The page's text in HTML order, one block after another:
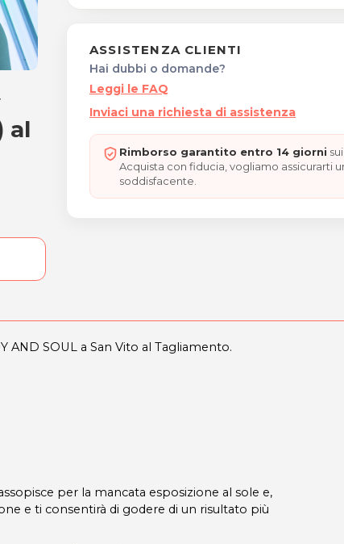
body
al
ASSISTENZA CLIENTI
Hai dubbi o domande?
Leggi le FAQ
Inviaci una richiesta di assistenza
Rimborso garantito entro 14 giorni
Acquista con fiducia, vogliamo assicurarti
soddisfacente.
AND SOUL a San Vito al Tagliamento.
per la mancata esposizione al sole e,
e ti consentirà di godere di un risultato più